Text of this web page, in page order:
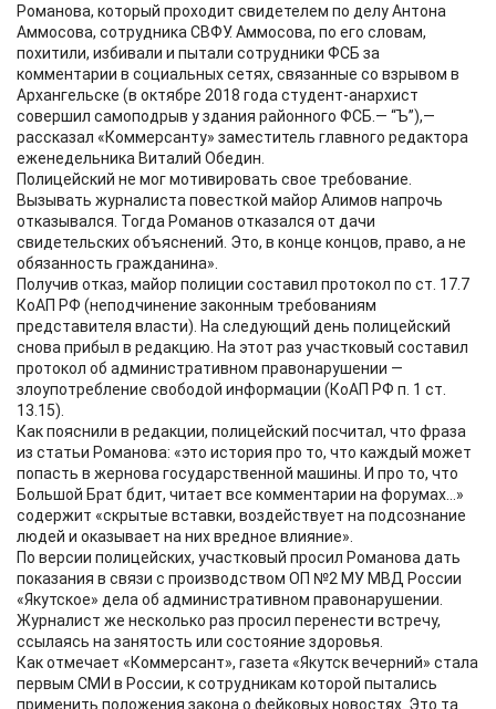
Романова, который проходит свидетелем по делу Антона
Аммосова, сотрудника СВФУ. Аммосова, по его словам,
похитили, избивали и пытали сотрудники ФСБ за
комментарии в социальных сетях, связанные со взрывом в
Архангельске (в октябре 2018 года студент-анархист
совершил самоподрыв у здания районного ФСБ.— “Ъ”),—
рассказал «Коммерсанту» заместитель главного редактора
еженедельника Виталий Обедин.
Полицейский не мог мотивировать свое требование.
Вызывать журналиста повесткой майор Алимов напрочь
отказывался. Тогда Романов отказался от дачи
свидетельских объяснений. Это, в конце концов, право, а не
обязанность гражданина».
Получив отказ, майор полиции составил протокол по ст. 17.7
КоАП РФ (неподчинение законным требованиям
представителя власти). На следующий день полицейский
снова прибыл в редакцию. На этот раз участковый составил
протокол об административном правонарушении —
злоупотребление свободой информации (КоАП РФ п. 1 ст.
13.15).
Как пояснили в редакции, полицейский посчитал, что фраза
из статьи Романова: «это история про то, что каждый может
попасть в жернова государственной машины. И про то, что
Большой Брат бдит, читает все комментарии на форумах…»
содержит «скрытые вставки, воздействует на подсознание
людей и оказывает на них вредное влияние».
По версии полицейских, участковый просил Романова дать
показания в связи с производством ОП №2 МУ МВД России
«Якутское» дела об административном правонарушении.
Журналист же несколько раз просил перенести встречу,
ссылаясь на занятость или состояние здоровья.
Как отмечает «Коммерсант», газета «Якутск вечерний» стала
первым СМИ в России, к сотрудникам которой пытались
применить положения закона о фейковых новостях. Это та